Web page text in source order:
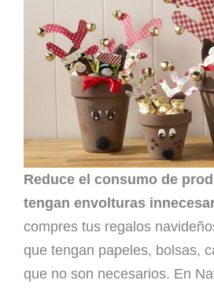
Reduce el consumo de
tengan envolturas
compres tus regalos
que tengan papeles, bolsas,
que no son necesarios. En